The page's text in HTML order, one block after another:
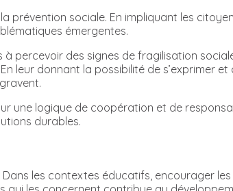
sociale. En impliquant les
émergentes.
percevoir des signes de fragilisation
leur donnant la possibilité de s’exprimer
une logique de coopération et de
durables.
les contextes éducatifs, encourager